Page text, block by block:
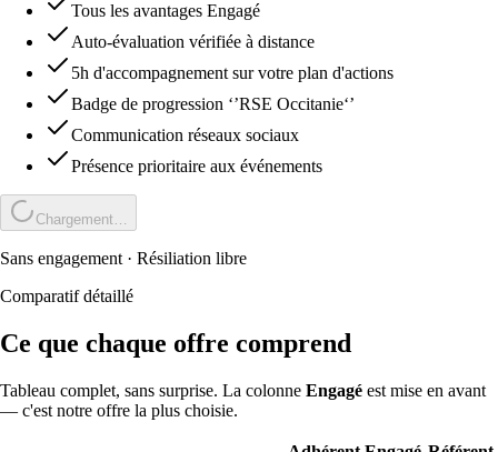
Tous les avantages Engagé
Auto-évaluation vérifiée à distance
5h d'accompagnement sur votre plan d'actions
Badge de progression ‘’RSE Occitanie‘’
Communication réseaux sociaux
Présence prioritaire aux événements
Chargement…
Sans engagement · Résiliation libre
Comparatif détaillé
Ce que chaque offre comprend
Tableau complet, sans surprise. La colonne Engagé est mise en avant
— c'est notre offre la plus choisie.